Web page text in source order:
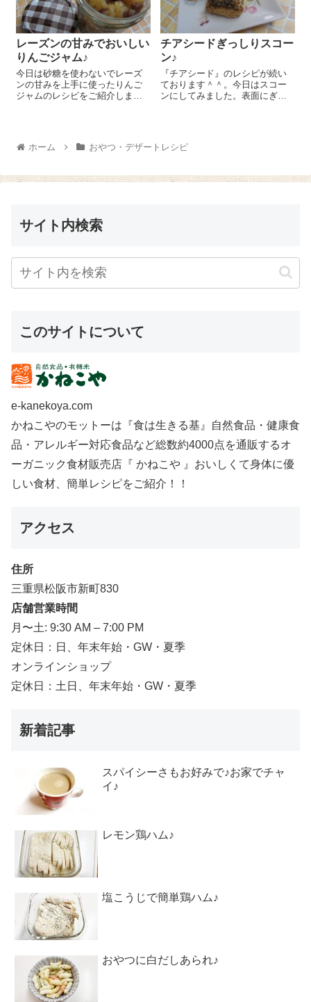
レーズンの甘みでおいしい
りんごジャム♪
今日は砂糖を使わないでレーズ
ンの甘みを上手に使ったりんご
ジャムのレシピをご紹介しまー
薄くスライスします。鍋にスラ
イスしたりんごと『ノヴァ 有
チアシードぎっしりスコー
ン♪
『チアシード』のレシピが続い
ております＾＾。今日はスコー
ンにしてみました。表面にぎっ
じ1、ベーキングパウダー 小さ
ホーム おやつ・デザートレシピ
サイト内検索
このサイトについて
e-kanekoya.com
かねこやのモットーは『食は生きる基』自然食品・健康食
品・アレルギー対応食品など総数約4000点を通販するオ
ーガニック食材販売店『 かねこや 』おいしくて身体に優
しい食材、簡単レシピをご紹介！！
アクセス
住所
三重県松阪市新町830
店舗営業時間
月〜土: 9:30 AM – 7:00 PM
定休日：日、年末年始・GW・夏季
オンラインショップ
定休日：土日、年末年始・GW・夏季
新着記事
スパイシーさもお好みで♪お家でチャ
イ♪
レモン鶏ハム♪
塩こうじで簡単鶏ハム♪
おやつに白だしあられ♪